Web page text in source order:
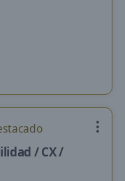
/ CX /